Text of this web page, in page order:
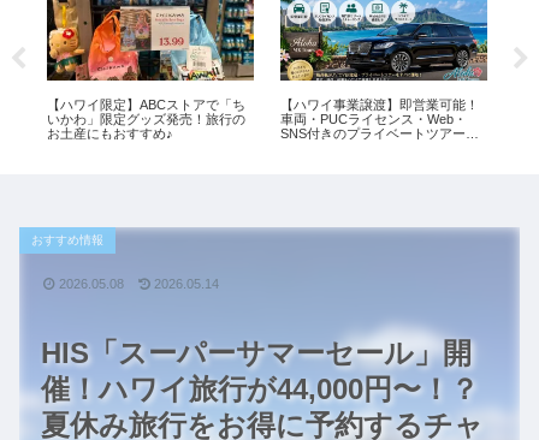
【ハワイ限定】ABCストアで「ち
いかわ」限定グッズ発売！旅行の
お土産にもおすすめ♪
【ハワイ事業譲渡】即営業可能！
車両・PUCライセンス・Web・
SNS付きのプライベートツアー会
HIS「スーパーサマーセール」開
催！ハワイ旅行が44,000円〜！？
夏休み旅行をお得に予約するチャ
おすすめ情報
2026.05.08 2026.05.14